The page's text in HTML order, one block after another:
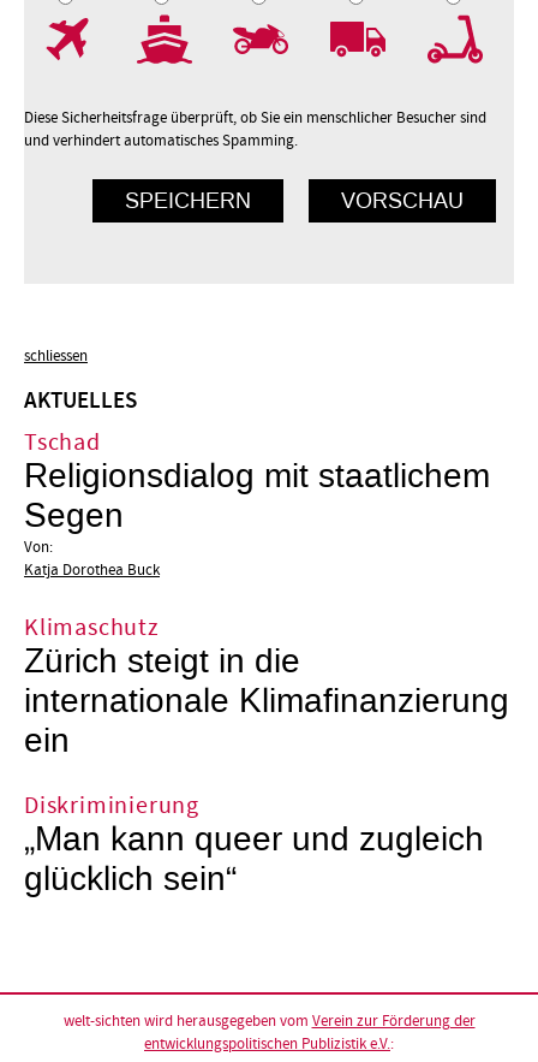
Diese Sicherheitsfrage überprüft, ob Sie ein menschlicher Besucher sind
und verhindert automatisches Spamming.
schliessen
AKTUELLES
Tschad
Religionsdialog mit staatlichem
Segen
Von:
Katja Dorothea Buck
Klimaschutz
Zürich steigt in die
internationale Klimafinanzierung
ein
Diskriminierung
„Man kann queer und zugleich
glücklich sein“
welt-sichten wird herausgegeben vom Verein zur Förderung der
entwicklungspolitischen Publizistik e.V.: